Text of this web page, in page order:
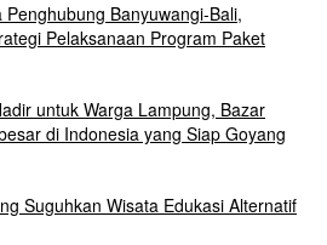
Banyuwangi-Bali,
Pelaksanaan Program Paket
untuk Warga Lampung, Bazar
di Indonesia yang Siap Goyang
Suguhkan Wisata Edukasi Alternatif